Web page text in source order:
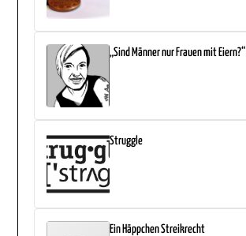
„Sind Männer nur Frauen mit Eiern?“
Struggle
Ein Häppchen Streikrecht